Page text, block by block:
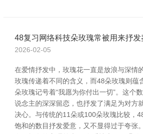
48复习网络科技朵玫瑰常被用来抒发
2026-02-05
在爱情抒发中，玫瑰花一直是放浪与深情
玫瑰传递着不同的含义，而48朵玫瑰则蕴
朵玫瑰记号着“我愿为你付出一切”。这个
说念主的深深留恋，也抒发了满足为对方
决心。与传统的11朵或100朵玫瑰比较，
饱和的数目抒发爱意，又不显得过于夸张